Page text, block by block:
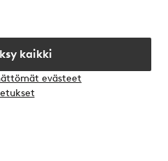
kaikki
evästeet
– maksa nyt tai erissä
maksuvaihtoehdoistamme